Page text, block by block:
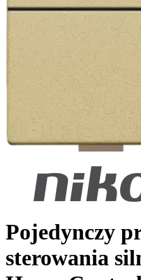
Pojedynczy
sterowania